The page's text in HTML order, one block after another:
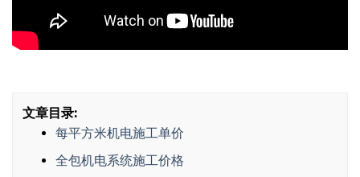
文章目录:
每平方米机电施工单价
全包机电系统施工价格